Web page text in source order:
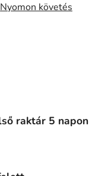
Nyomon követés
raktár 5 napon